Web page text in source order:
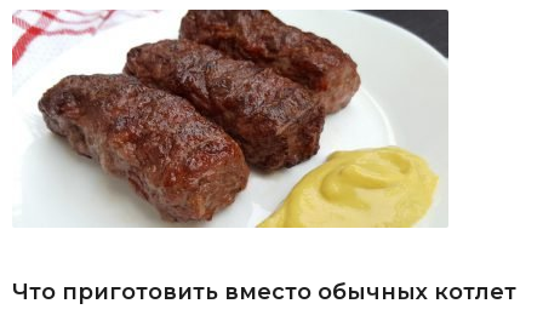
Что приготовить вместо обычных котлет